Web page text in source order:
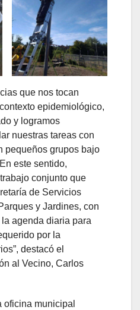
que nos tocan
epidemiológico,
y logramos
nuestras tareas con
pequeños grupos bajo
este sentido,
conjunto que
de Servicios
y Jardines, con
agenda diaria para
por la
destacó el
al Vecino, Carlos
oficina municipal